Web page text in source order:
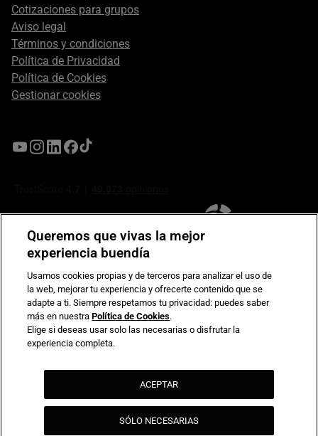
Cotizaciones para grupos
Aviso legal
Términos y condiciones
Política de Privacidad
Política de Cookies
Gestionar cookies
Compromiso de seguridad en pagos electrónicos
Queremos que vivas la mejor
experiencia buendía
Usamos cookies propias y de terceros para analizar el uso de
la web, mejorar tu experiencia y ofrecerte contenido que se
adapte a ti. Siempre respetamos tu privacidad: puedes saber
más en nuestraPolítica de Cookies.
Elige si deseas usar solo las necesarias o disfrutar la
experiencia completa.
ACEPTAR
SÓLO NECESARIAS